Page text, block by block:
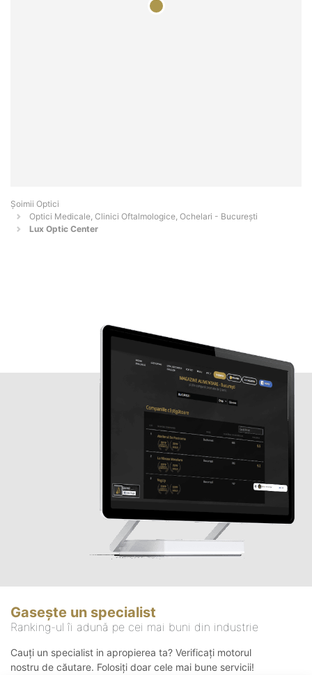
Șoimii Optici
Optici Medicale, Clinici Oftalmologice, Ochelari - Bucureşti
Lux Optic Center
Gasește un specialist
Ranking-ul îi adună pe cei mai buni din industrie
Cauți un specialist in apropierea ta? Verificați motorul
nostru de căutare. Folosiți doar cele mai bune servicii!